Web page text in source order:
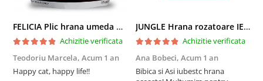
FELICIA Plic hrana umeda pentru pisici adulte, cu Miel, Set 12x85g
Achizitie verificata
Teodoriu Marcela, Acum 1 an
Happy cat, happy life!!
JUNGLE Hrana rozatoare IEPURI 500g
Achizitie verificata
Ana Bobeci, Acum 1 an
Bibica si Asi iubestc hrana